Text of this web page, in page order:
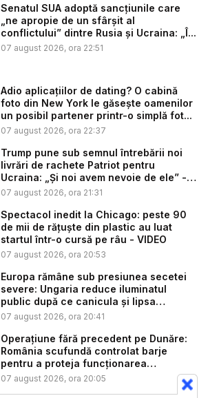
Senatul SUA adoptă sancțiunile care
„ne apropie de un sfârșit al
conflictului” dintre Rusia și Ucraina: „Î...
07 august 2026, ora 22:51
Adio aplicațiilor de dating? O cabină
foto din New York le găsește oamenilor
un posibil partener printr-o simplă fot...
07 august 2026, ora 22:37
Trump pune sub semnul întrebării noi
livrări de rachete Patriot pentru
Ucraina: „Și noi avem nevoie de ele” -
V...
07 august 2026, ora 21:31
Spectacol inedit la Chicago: peste 90
de mii de rățuște din plastic au luat
startul într-o cursă pe râu - VIDEO
07 august 2026, ora 20:53
Europa rămâne sub presiunea secetei
severe: Ungaria reduce iluminatul
public după ce canicula și lipsa
precip...
07 august 2026, ora 20:41
Operațiune fără precedent pe Dunăre:
România scufundă controlat barje
pentru a proteja funcționarea
Centrale...
07 august 2026, ora 20:05